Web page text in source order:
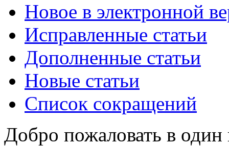
Новое в электронной
Исправленные статьи
Дополненные статьи
Новые статьи
Список сокращений
Добро пожаловать в